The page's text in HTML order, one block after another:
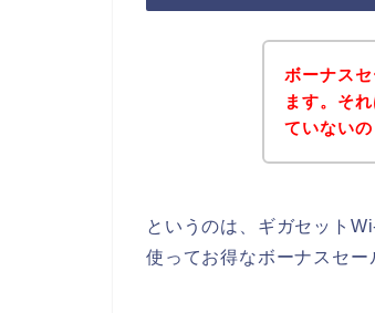
ボーナス
ます。そ
ていないの
というのは、ギガセット
使ってお得なボーナスセー